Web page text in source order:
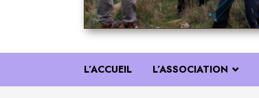
L’ACCUEIL L’ASSOCIATION